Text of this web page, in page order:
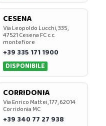
CESENA
Via Leopoldo Lucchi, 335,
47521 Cesena FC c.c.
montefiore
+39 335 171 1900
DISPONIBILE
CORRIDONIA
Via Enrico Mattei, 177, 62014
Corridonia MC
+39 340 77 27 938